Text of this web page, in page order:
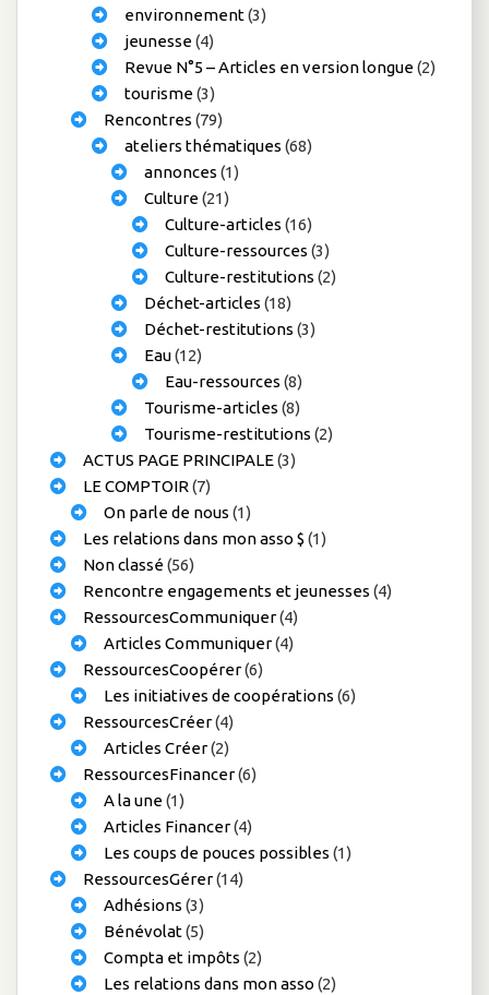
environnement(3)
jeunesse(4)
Revue N°5 – Articles en version longue(2)
tourisme(3)
Rencontres (79)
ateliers thématiques (68)
annonces (1)
Culture(21)
Culture-articles (16)
Culture-ressources (3)
Culture-restitutions (2)
Déchet-articles (18)
Déchet-restitutions (3)
Eau(12)
Eau-ressources (8)
Tourisme-articles (8)
Tourisme-restitutions (2)
ACTUS PAGE PRINCIPALE(3)
LE COMPTOIR (7)
On parle de nous (1)
Les relations dans mon asso $ (1)
Non classé(56)
Rencontre engagements et jeunesses (4)
RessourcesCommuniquer(4)
Articles Communiquer(4)
RessourcesCoopérer(6)
Les initiatives de coopérations (6)
RessourcesCréer(4)
Articles Créer(2)
RessourcesFinancer(6)
A la une(1)
Articles Financer(4)
Les coups de pouces possibles (1)
RessourcesGérer(14)
Adhésions (3)
Bénévolat(5)
Compta et impôts (2)
Les relations dans mon asso (2)